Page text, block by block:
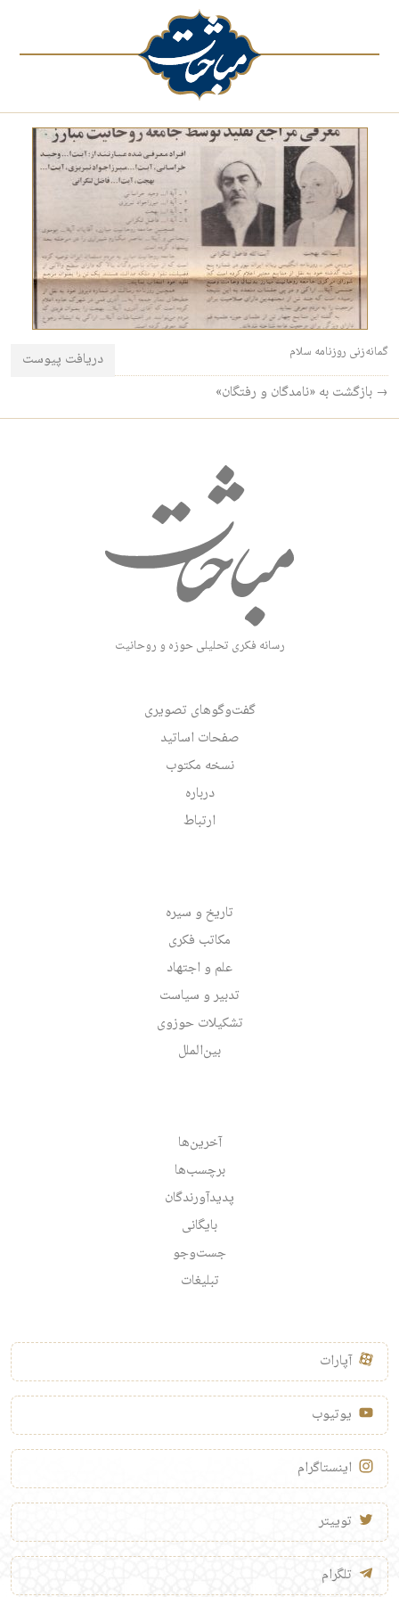
دریافت پیوست گمانه‌زنی روزنامه سلام
→ بازگشت به «نامدگان و رفتگان»
رسانه فکری تحلیلی حوزه و روحانیت
گفت‌وگوهای تصویری
صفحات اساتید
نسخه مکتوب
درباره
ارتباط
تاریخ و سیره
مکاتب فکری
علم و اجتهاد
تدبیر و سیاست
تشکیلات حوزوی
بین‌الملل
آخرین‌ها
برچسب‌ها
پدیدآورندگان
بایگانی
جست‌وجو
تبلیغات
آپارات
یوتیوب
اینستاگرام
توییتر
تلگرام